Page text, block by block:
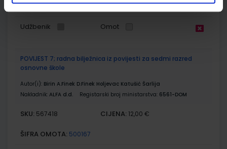
ŠIFRA OMOTA:500179
Udžbenik Omot
POVIJEST 7; radna bilježnica iz povijesti za sedmi razred
osnovne škole
Autor(i): Birin A.Finek D.Finek Holjevac Katušić Šarlija
Nakladnik: ALFA d.d. Registarski broj ministarstva: 6561-DOM
SKU: 567418 CIJENA: 12,00 €
ŠIFRA OMOTA: 500167